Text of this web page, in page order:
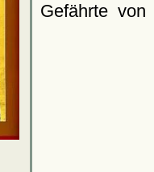
Gefährte von